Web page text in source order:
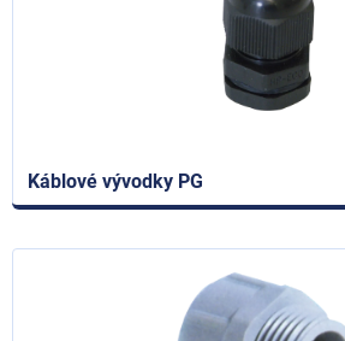
Káblové vývodky PG